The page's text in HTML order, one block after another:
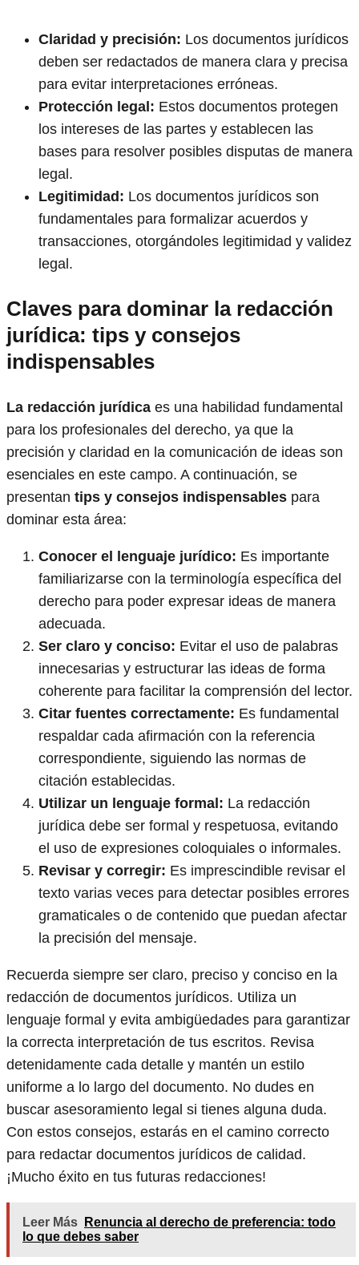
Claridad y precisión: Los documentos jurídicos
deben ser redactados de manera clara y precisa
para evitar interpretaciones erróneas.
Protección legal: Estos documentos protegen
los intereses de las partes y establecen las
bases para resolver posibles disputas de manera
legal.
Legitimidad: Los documentos jurídicos son
fundamentales para formalizar acuerdos y
transacciones, otorgándoles legitimidad y validez
legal.
Claves para dominar la redacción
jurídica: tips y consejos
indispensables
La redacción jurídica es una habilidad fundamental
para los profesionales del derecho, ya que la
precisión y claridad en la comunicación de ideas son
esenciales en este campo. A continuación, se
presentan tips y consejos indispensables para
dominar esta área:
Conocer el lenguaje jurídico: Es importante
familiarizarse con la terminología específica del
derecho para poder expresar ideas de manera
adecuada.
Ser claro y conciso: Evitar el uso de palabras
innecesarias y estructurar las ideas de forma
coherente para facilitar la comprensión del lector.
Citar fuentes correctamente: Es fundamental
respaldar cada afirmación con la referencia
correspondiente, siguiendo las normas de
citación establecidas.
Utilizar un lenguaje formal: La redacción
jurídica debe ser formal y respetuosa, evitando
el uso de expresiones coloquiales o informales.
Revisar y corregir: Es imprescindible revisar el
texto varias veces para detectar posibles errores
gramaticales o de contenido que puedan afectar
la precisión del mensaje.
Recuerda siempre ser claro, preciso y conciso en la
redacción de documentos jurídicos. Utiliza un
lenguaje formal y evita ambigüedades para garantizar
la correcta interpretación de tus escritos. Revisa
detenidamente cada detalle y mantén un estilo
uniforme a lo largo del documento. No dudes en
buscar asesoramiento legal si tienes alguna duda.
Con estos consejos, estarás en el camino correcto
para redactar documentos jurídicos de calidad.
¡Mucho éxito en tus futuras redacciones!
Leer Más
Renuncia al derecho de preferencia: todo
lo que debes saber